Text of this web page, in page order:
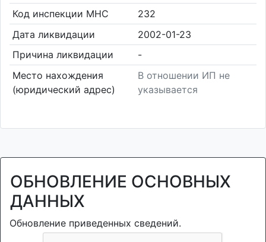
Код инспекции МНС
232
Дата ликвидации
2002-01-23
Причина ликвидации
-
Место нахождения
(юридический адрес)
В отношении ИП не
указывается
ОБНОВЛЕНИЕ ОСНОВНЫХ
ДАННЫХ
Обновление приведенных сведений.